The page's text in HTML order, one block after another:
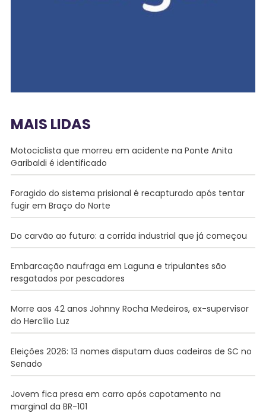
MAIS LIDAS
Motociclista que morreu em acidente na Ponte Anita
Garibaldi é identificado
Foragido do sistema prisional é recapturado após tentar
fugir em Braço do Norte
Do carvão ao futuro: a corrida industrial que já começou
Embarcação naufraga em Laguna e tripulantes são
resgatados por pescadores
Morre aos 42 anos Johnny Rocha Medeiros, ex-supervisor
do Hercílio Luz
Eleições 2026: 13 nomes disputam duas cadeiras de SC no
Senado
Jovem fica presa em carro após capotamento na
marginal da BR-101